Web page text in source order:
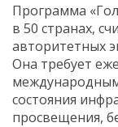
Программа
в 50 странах,
авторитетных
Она требует
состояния
просвещения,